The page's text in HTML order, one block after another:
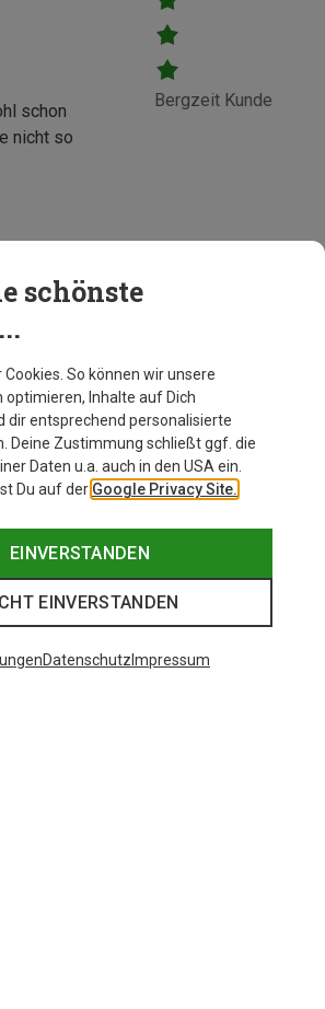
schon
nicht so
Bergzeit Kunde
schönste
Cookies. So können wir unsere
optimieren, Inhalte auf Dich
dir entsprechend personalisierte
Deine Zustimmung schließt ggf. die
Daten u.a. auch in den USA ein.
Du auf der Google Privacy Site.
EINVERSTANDEN
EINVERSTANDEN
Datenschutz Impressum